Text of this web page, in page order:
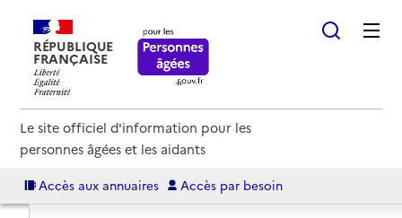
RÉPUBLIQUE
FRANÇAISE
Le site officiel d'information pour les
personnes âgées et les aidants
Accès aux annuaires Accès par besoin